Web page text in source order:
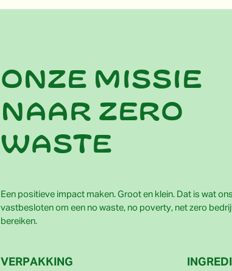
Onze missie
naar zero
waste
Een positieve impact maken. Groot en klein. Dat is wat
vastbesloten om een no waste, no poverty, net zero
bereiken.
VERPAKKING